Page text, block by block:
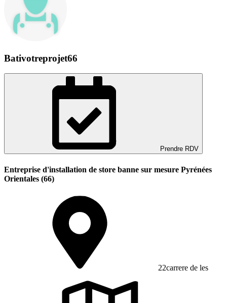
Bativotreprojet66
Prendre RDV
Entreprise d'installation de store banne sur mesure Pyrénées
Orientales (66)
22carrere de les